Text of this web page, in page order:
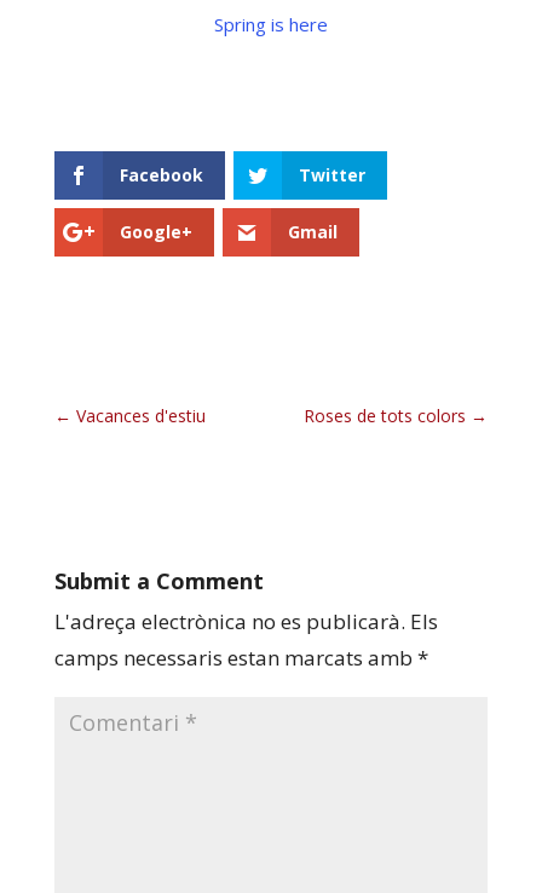
Spring is here
Facebook Twitter
Google+ Gmail
Roses de tots colors
Vacances d'estiu
Submit a Comment
L'adreça electrònica no es publicarà. Els
camps necessaris estan marcats amb *